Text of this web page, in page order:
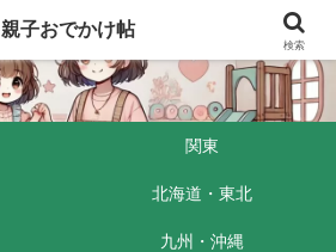
関東
北海道・東北
九州・沖縄
親子おでかけ帖
検索